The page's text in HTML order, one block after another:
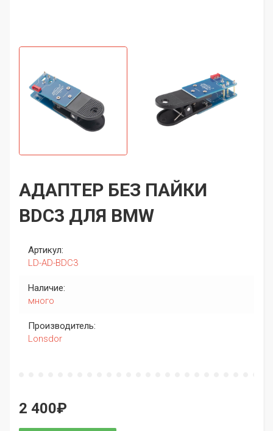
АДАПТЕР БЕЗ ПАЙКИ
BDC3 ДЛЯ BMW
Артикул:
LD-AD-BDC3
Наличие:
много
Производитель:
Lonsdor
2 400₽